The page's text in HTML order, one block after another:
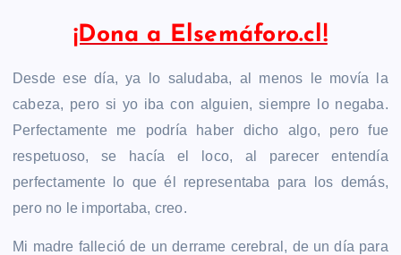
¡Dona a Elsemáforo.cl!
Desde ese día, ya lo saludaba, al menos le movía la
cabeza, pero si yo iba con alguien, siempre lo negaba.
Perfectamente me podría haber dicho algo, pero fue
respetuoso, se hacía el loco, al parecer entendía
perfectamente lo que él representaba para los demás,
pero no le importaba, creo.
Mi madre falleció de un derrame cerebral, de un día para